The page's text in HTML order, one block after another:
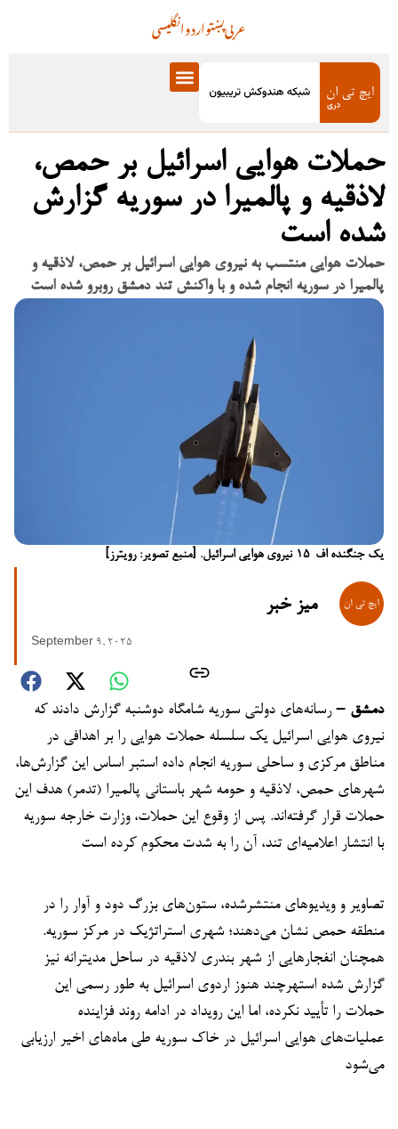
انگلیسیاردوپښتوعربی
حملات هوایی اسرائیل بر حمص،
لاذقیه و پالمیرا در سوریه گزارش
شده است
حملات هوایی منتسب به نیروی هوایی اسرائیل بر حمص، لاذقیه و
پالمیرا در سوریه انجام شده و با واکنش تند دمشق روبرو شده است
یک جنگنده اف-15 نیروی هوایی اسرائیل. [منبع تصویر: رویترز]
میز خبر
September 9, 2025
دمشق – رسانه‌های دولتی سوریه شامگاه دوشنبه گزارش دادند که
نیروی هوایی اسرائیل یک سلسله حملات هوایی را بر اهدافی در
مناطق مرکزی و ساحلی سوریه انجام داده استبر اساس این گزارش‌ها،
شهرهای حمص، لاذقیه و حومه شهر باستانی پالمیرا (تدمر) هدف این
حملات قرار گرفته‌اند. پس از وقوع این حملات، وزارت خارجه سوریه
با انتشار اعلامیه‌ای تند، آن را به شدت محکوم کرده است
تصاویر و ویدیوهای منتشرشده، ستون‌های بزرگ دود و آوار را در
منطقه حمص نشان می‌دهند؛ شهری استراتژیک در مرکز سوریه.
همچنان انفجارهایی از شهر بندری لاذقیه در ساحل مدیترانه نیز
گزارش شده استهرچند هنوز اردوی اسرائیل به طور رسمی این
حملات را تأیید نکرده، اما این رویداد در ادامه روند فزاینده
عملیات‌های هوایی اسرائیل در خاک سوریه طی ماه‌های اخیر ارزیابی
می‌شود